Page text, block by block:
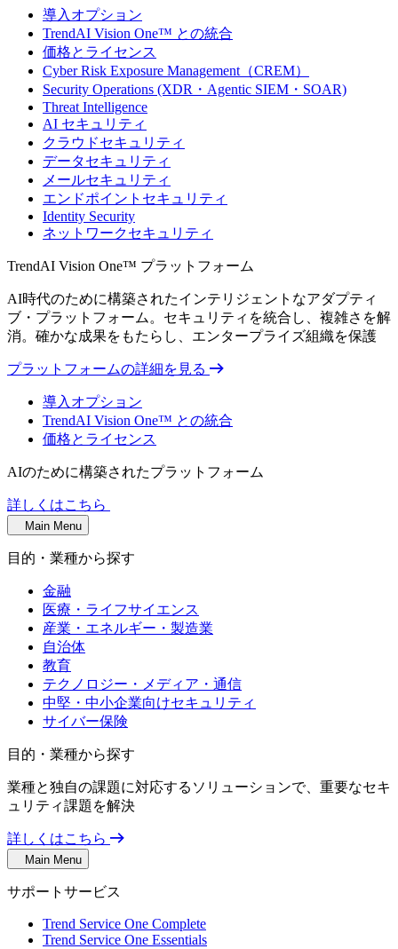
導入オプション
TrendAI Vision One™ との統合
価格とライセンス
Cyber Risk Exposure Management（CREM）
Security Operations (XDR・Agentic SIEM・SOAR)
Threat Intelligence
AI セキュリティ
クラウドセキュリティ
データセキュリティ
メールセキュリティ
エンドポイントセキュリティ
Identity Security
ネットワークセキュリティ
TrendAI Vision One™ プラットフォーム
AI時代のために構築されたインテリジェントなアダプティ
ブ・プラットフォーム。セキュリティを統合し、複雑さを解
消。確かな成果をもたらし、エンタープライズ組織を保護
プラットフォームの詳細を見る
導入オプション
TrendAI Vision One™ との統合
価格とライセンス
AIのために構築されたプラットフォーム
詳しくはこちら
Main Menu
目的・業種から探す
金融
医療・ライフサイエンス
産業・エネルギー・製造業
自治体
教育
テクノロジー・メディア・通信
中堅・中小企業向けセキュリティ
サイバー保険
目的・業種から探す
業種と独自の課題に対応するソリューションで、重要なセキ
ュリティ課題を解決
詳しくはこちら
Main Menu
サポートサービス
Trend Service One Complete
Trend Service One Essentials